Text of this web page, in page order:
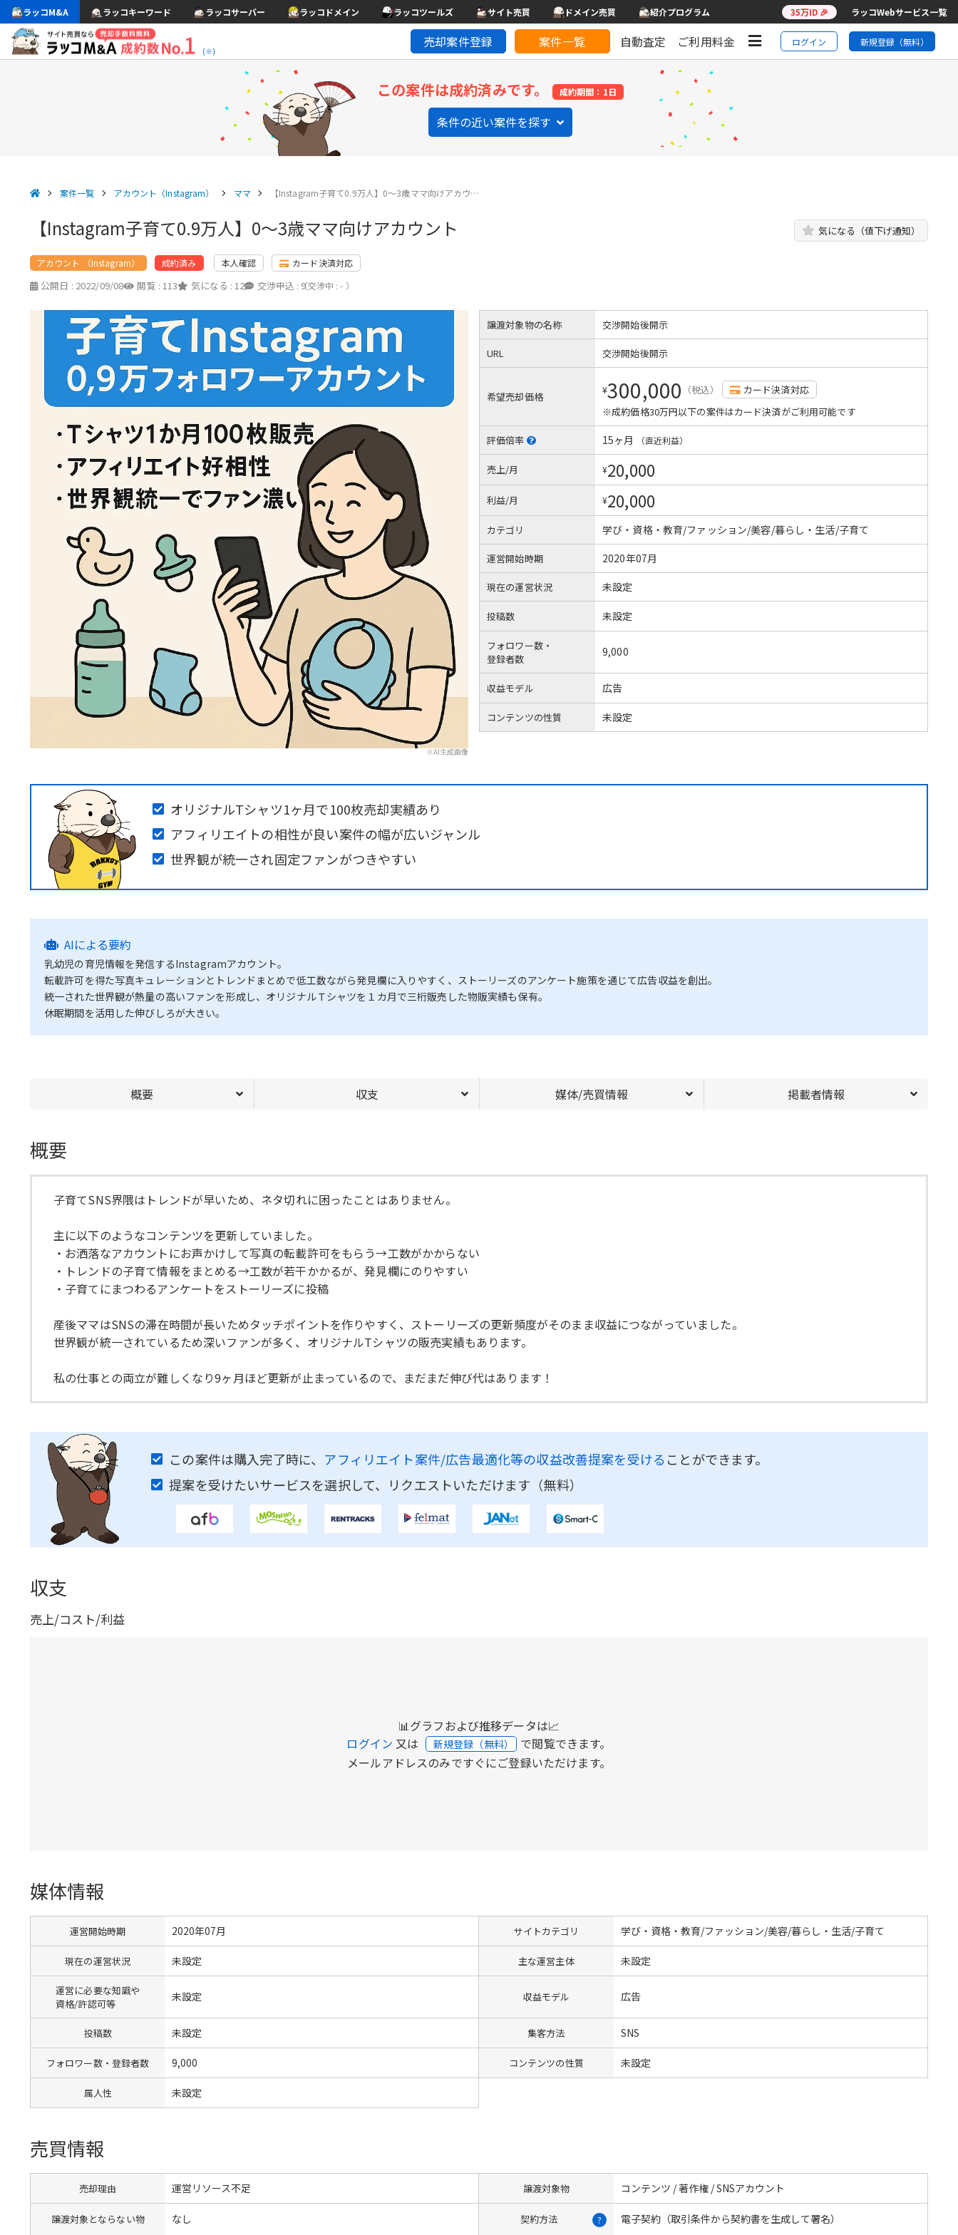
ラッコM&A ラッコキーワード ラッコサーバー ラッコドメイン ラッコツールズ サイト売買 ドメイン売買 紹介プログラム 35万ID 🎉 ラッコWebサービス一覧
(※)
売却案件登録 案件一覧 自動査定 ご利用料金 ログイン 新規登録（無料）
この案件は成約済みです。 成約期間：1日
条件の近い案件を探す
案件一覧 アカウント（Instagram） ママ 【Instagram子育て0.9万人】0〜3歳ママ向けアカウ…
【Instagram子育て0.9万人】0〜3歳ママ向けアカウント 気になる（値下げ通知）
アカウント （Instagram） 成約済み 本人確認 カード決済対応
公開日 : 2022/09/08 閲覧 : 113 気になる : 12 交渉申込 : 9
（交渉中 : - ）
※AI生成画像
譲渡対象物の名称 交渉開始後開示
URL 交渉開始後開示
希望売却価格 ¥300,000 （税込）
カード決済対応
※成約価格30万円以下の案件はカード決済がご利用可能です
評価倍率 15ヶ月 （直近利益）
売上/月 ¥20,000
利益/月 ¥20,000
カテゴリ 学び・資格・教育/ファッション/美容/暮らし・生活/子育て
運営開始時期 2020年07月
現在の運営状況 未設定
投稿数 未設定
フォロワー数・
登録者数
9,000
収益モデル 広告
コンテンツの性質 未設定
オリジナルTシャツ1ヶ月で100枚売却実績あり
アフィリエイトの相性が良い案件の幅が広いジャンル
世界観が統一され固定ファンがつきやすい
AIによる要約
乳幼児の育児情報を発信するInstagramアカウント。
転載許可を得た写真キュレーションとトレンドまとめで低工数ながら発見欄に入りやすく、ストーリーズのアンケート施策を通じて広告収益を創出。
統一された世界観が熱量の高いファンを形成し、オリジナルＴシャツを１カ月で三桁販売した物販実績も保有。
休眠期間を活用した伸びしろが大きい。
概要 収支 媒体/売買情報 掲載者情報
概要
子育てSNS界隈はトレンドが早いため、ネタ切れに困ったことはありません。
主に以下のようなコンテンツを更新していました。
・お洒落なアカウントにお声かけして写真の転載許可をもらう→工数がかからない
・トレンドの子育て情報をまとめる→工数が若干かかるが、発見欄にのりやすい
・子育てにまつわるアンケートをストーリーズに投稿
産後ママはSNSの滞在時間が長いためタッチポイントを作りやすく、ストーリーズの更新頻度がそのまま収益につながっていました。
世界観が統一されているため深いファンが多く、オリジナルTシャツの販売実績もあります。
私の仕事との両立が難しくなり9ヶ月ほど更新が止まっているので、まだまだ伸び代はあります！
この案件は購入完了時に、 アフィリエイト案件/広告最適化等の収益改善提案を受ける ことができます。
提案を受けたいサービスを選択して、リクエストいただけます（無料）
収支
売上/コスト/利益
📊グラフおよび推移データは📈
ログイン 又は 新規登録（無料） で閲覧できます。
メールアドレスのみですぐにご登録いただけます。
媒体情報
運営開始時期 2020年07月 サイトカテゴリ 学び・資格・教育/ファッション/美容/暮らし・生活/子育て
現在の運営状況 未設定 主な運営主体 未設定
運営に必要な知識や
資格/許認可等
未設定 収益モデル 広告
投稿数 未設定 集客方法 SNS
フォロワー数・登録者数 9,000 コンテンツの性質 未設定
属人性 未設定
売買情報
売却理由 運営リソース不足 譲渡対象物 コンテンツ / 著作権 / SNSアカウント
譲渡対象とならない物 なし 契約方法 ? 電子契約（取引条件から契約書を生成して署名）